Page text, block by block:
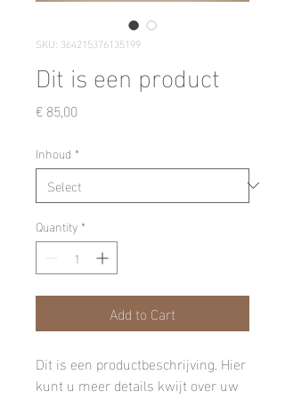
SKU: 364215376135199
Dit is een product
€ 85,00
Inhoud *
Quantity *
Add to Cart
Dit is een productbeschrijving. Hier
kunt u meer details kwijt over uw